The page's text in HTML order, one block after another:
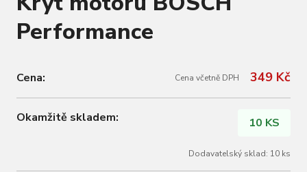
Performance
Cena: Cena včetně DPH 349 Kč
Okamžitě skladem: 10 KS
Dodavatelský sklad: 10 ks